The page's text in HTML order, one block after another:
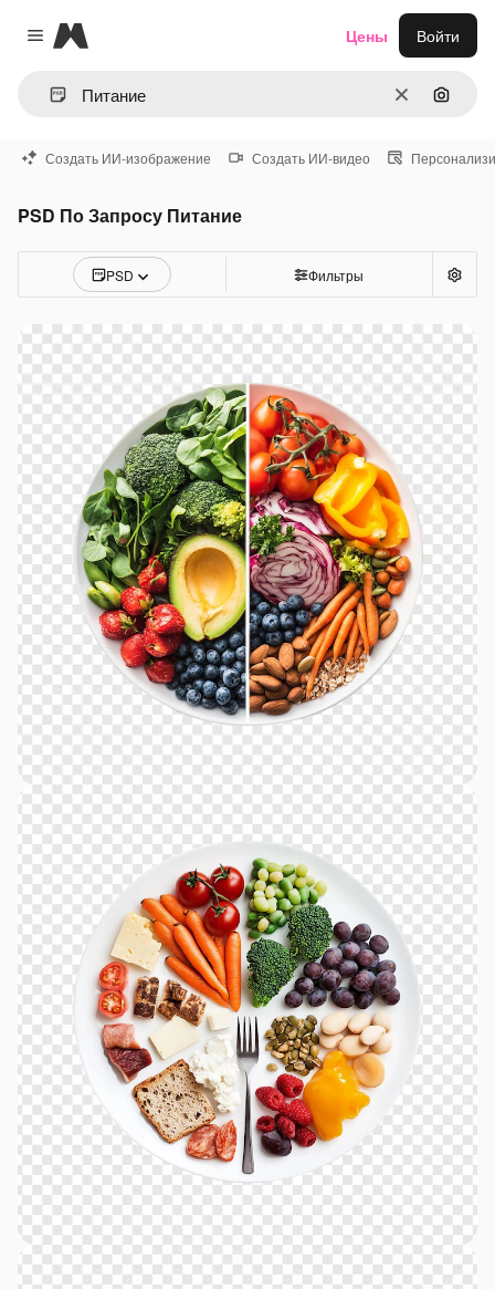
Close menu
Magnific
ОчиститьПоиск
Цены Войти
Создать ИИ-изображение Создать ИИ-видео
PSD По Запросу Питание
PSD Фильтры